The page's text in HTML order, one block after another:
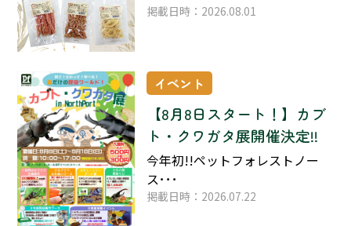
掲載日時：2026.08.01
イベント
【8月8日スタート！】カブ
ト・クワガタ展開催決定!!
今年初!!ペットフォレストノー
ス･･･
掲載日時：2026.07.22